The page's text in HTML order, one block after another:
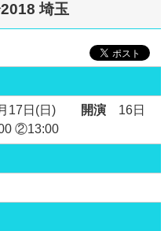
埼玉
月17日(日) 開演16日
②13:00